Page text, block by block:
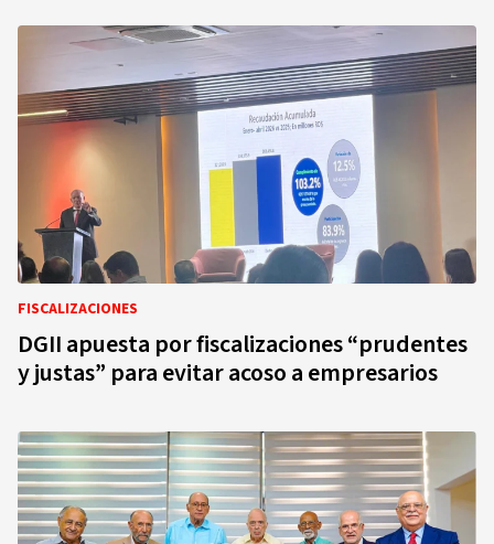
FISCALIZACIONES
DGII apuesta por fiscalizaciones “prudentes
y justas” para evitar acoso a empresarios